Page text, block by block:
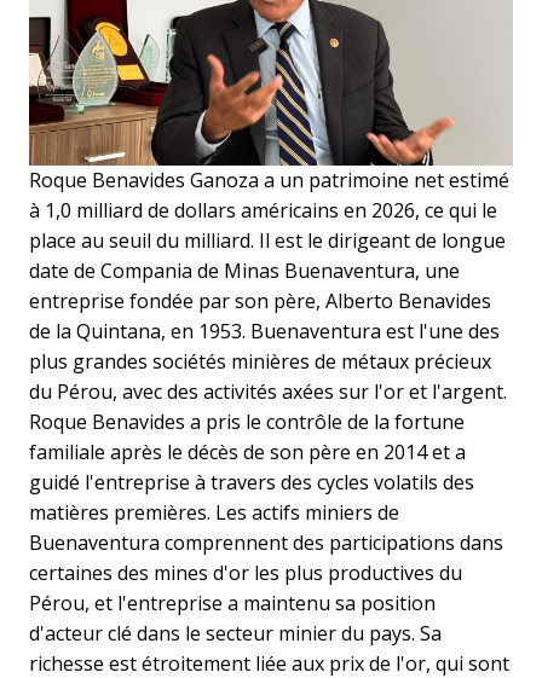
Roque Benavides Ganoza a un patrimoine net estimé
à 1,0 milliard de dollars américains en 2026, ce qui le
place au seuil du milliard. Il est le dirigeant de longue
date de Compania de Minas Buenaventura, une
entreprise fondée par son père, Alberto Benavides
de la Quintana, en 1953. Buenaventura est l'une des
plus grandes sociétés minières de métaux précieux
du Pérou, avec des activités axées sur l'or et l'argent.
Roque Benavides a pris le contrôle de la fortune
familiale après le décès de son père en 2014 et a
guidé l'entreprise à travers des cycles volatils des
matières premières. Les actifs miniers de
Buenaventura comprennent des participations dans
certaines des mines d'or les plus productives du
Pérou, et l'entreprise a maintenu sa position
d'acteur clé dans le secteur minier du pays. Sa
richesse est étroitement liée aux prix de l'or, qui sont